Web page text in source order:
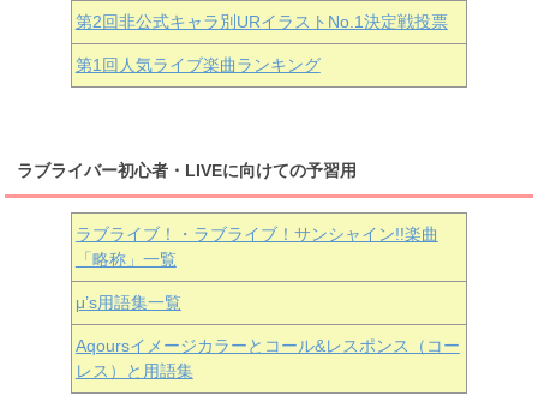
第2回非公式キャラ別URイラストNo.1決定戦投票
第1回人気ライブ楽曲ランキング
ラブライバー初心者・LIVEに向けての予習用
ラブライブ！・ラブライブ！サンシャイン!!楽曲
「略称」一覧
μ’s用語集一覧
Aqoursイメージカラーとコール&レスポンス（コー
レス）と用語集